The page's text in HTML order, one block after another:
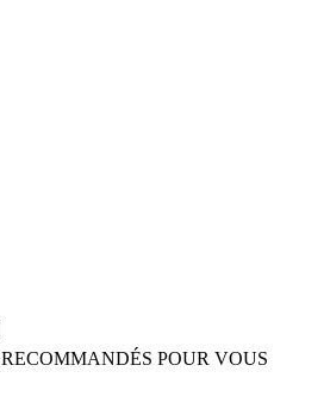
RECOMMANDÉS POUR VOUS